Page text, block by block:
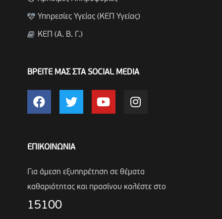
Υπηρεσίες Υγείας (ΚΕΠ Υγείας)
ΚΕΠ (Α. Β. Γ.)
ΒΡΕΙΤΕ ΜΑΣ ΣΤΑ SOCIAL MEDIA
ΕΠΙΚΟΙΝΩΝΙΑ
Για άμεση εξυπηρέτηση σε θέματα
καθαριότητας και πρασίνου καλέστε στο
15100